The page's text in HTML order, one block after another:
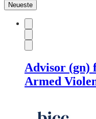
Neueste
Advisor (gn)
Armed